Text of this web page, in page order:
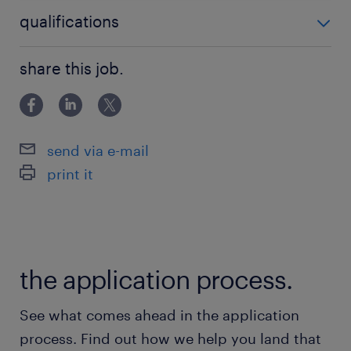
wat bieden wij jou
reiskostenvergoeding van 0,23 cent per
km
wie ben jij
Als magazijnmedewerker voldoe je aan de
volgende eisen:
qualifications
share this job.
send via e-mail
print it
the application process.
See what comes ahead in the application
process. Find out how we help you land that